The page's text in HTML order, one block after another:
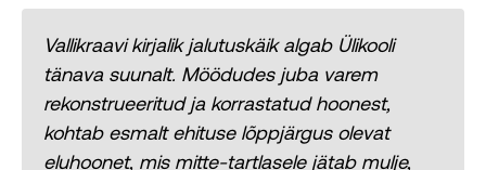
Vallikraavi kirjalik jalutuskäik algab Ülikooli
tänava suunalt. Möödudes juba varem
rekonstrueeritud ja korrastatud hoonest,
kohtab esmalt ehituse lõppjärgus olevat
eluhoonet, mis mitte-tartlasele jätab mulje,